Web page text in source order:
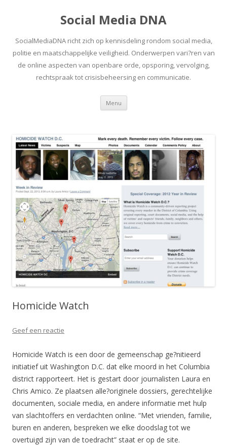
Social Media DNA
SocialMediaDNA richt zich op kennisdeling rondom social media,
politie en maatschappelijke veiligheid. Onderwerpen vari?ren van
de online aspecten van openbare orde, opsporing, vervolging,
rechtspraak tot crisisbeheersing en communicatie.
Menu Spring
inhoud
Homicide Watch
Geef een reactie
Homicide Watch is een door de gemeenschap ge?nitieerd
initiatief uit Washington D.C. dat elke moord in het Columbia
district rapporteert. Het is gestart door journalisten Laura en
Chris Amico. Ze plaatsen alle?originele dossiers, gerechtelijke
documenten, sociale media, en andere informatie met hulp
van slachtoffers en verdachten online. “Met vrienden, familie,
buren en anderen, bespreken we elke doodslag tot we
overtuigd zijn van de toedracht” staat er op de site.